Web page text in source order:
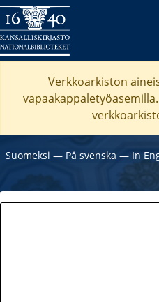
Verkkoarkiston
Suomeksi ― På svenska ― In